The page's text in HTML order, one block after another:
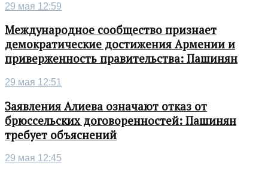
29 мая 12:59
Международное сообщество признает
демократические достижения Армении и
приверженность правительства: Пашинян
29 мая 12:51
Заявления Алиева означают отказ от
брюссельских договоренностей: Пашинян
требует объяснений
29 мая 12:45